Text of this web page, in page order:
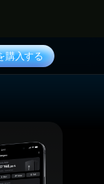
購入する